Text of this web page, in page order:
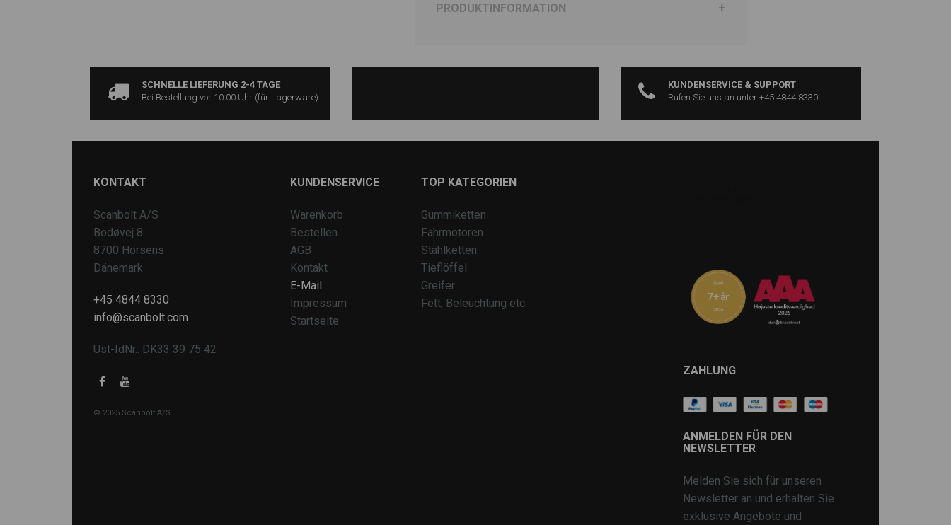
PRODUKTINFORMATION
SCHNELLE LIEFERUNG 2-4 TAGE
Bei Bestellung vor 10:00 Uhr (für Lagerware)
KUNDENSERVICE & SUPPORT
Rufen Sie uns an unter +45 4844 8330
KONTAKT
Scanbolt A/S
Bodøvej 8
8700 Horsens
Dänemark
+45 4844 8330
info@scanbolt.com
Ust-IdNr.: DK33 39 75 42
© 2025 Scanbolt A/S
KUNDENSERVICE
Warenkorb
Bestellen
AGB
Kontakt
E-Mail
Impressum
Startseite
TOP KATEGORIEN
Gummiketten
Fahrmotoren
Stahlketten
Tieflöffel
Greifer
Fett, Beleuchtung etc.
ZAHLUNG
ANMELDEN FÜR DEN
NEWSLETTER
Melden Sie sich für unseren
Newsletter an und erhalten Sie
exklusive Angebote und